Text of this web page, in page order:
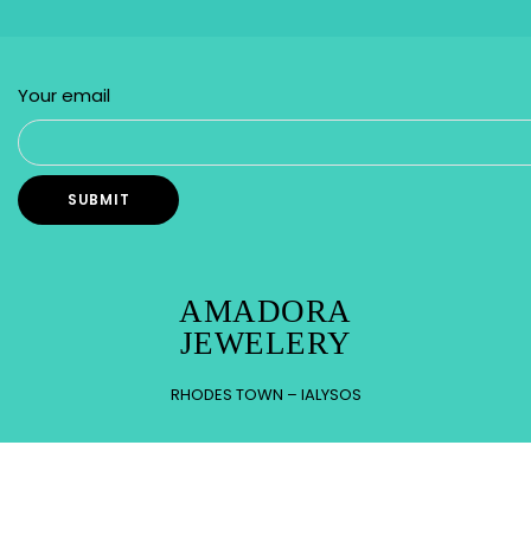
Your email
AMADORA
JEWELERY
RHODES TOWN – IALYSOS